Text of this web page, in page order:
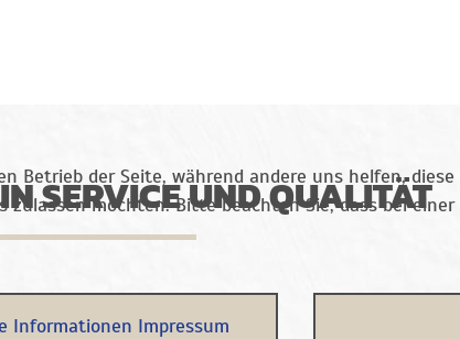
SERVICE UND QUALITÄT
Betrieb der Seite, während andere uns helfen,
zulassen möchten. Bitte beachten Sie, dass bei
Informationen Impressum